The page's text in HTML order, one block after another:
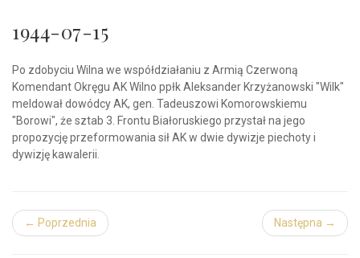
1944-07-15
Po zdobyciu Wilna we współdziałaniu z Armią Czerwoną
Komendant Okręgu AK Wilno ppłk Aleksander Krzyżanowski "Wilk"
meldował dowódcy AK, gen. Tadeuszowi Komorowskiemu
"Borowi", że sztab 3. Frontu Białoruskiego przystał na jego
propozycję przeformowania sił AK w dwie dywizje piechoty i
dywizję kawalerii.
← Poprzednia Następna →